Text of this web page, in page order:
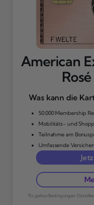
American
Was kann die
50.000 Membership
Mobilitäts- und
Teilnahme am
Umfassende
*Es gelten Bedingungen.